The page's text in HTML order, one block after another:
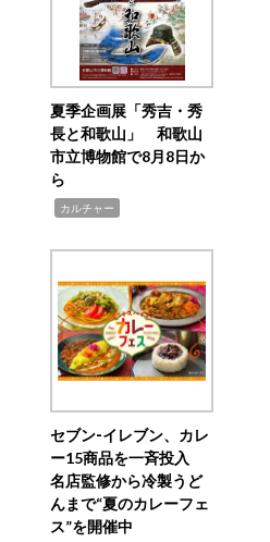
夏季企画展「秀吉・秀
長と和歌山」 和歌山
市立博物館で8月8日か
ら
カルチャー
セブン‐イレブン、カレ
ー15商品を一斉投入
名店監修から冷製うど
んまで“夏のカレーフェ
ス”を開催中